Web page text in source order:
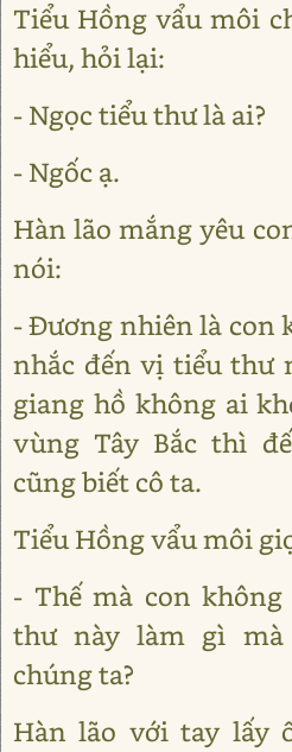
Tiểu Hồng vẩu môi
hiểu, hỏi lại:
- Ngọc tiểu thư là ai?
- Ngốc ạ.
Hàn lão mắng yêu
nói:
- Đương nhiên là con
nhắc đến vị tiểu thư
giang hồ không ai
vùng Tây Bắc thì
cũng biết cô ta.
Tiểu Hồng vẩu môi
- Thế mà con
thư này làm gì mà
chúng ta?
Hàn lão với tay lấy